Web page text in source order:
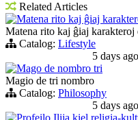
Related Articles
Matena rito kaj ĝiaj
Matena rito kaj ĝiaj karakteroj
Catalog: Lifestyle
5 days ago
Mago de nombro tri
Magio de tri nombro
Catalog: Philosophy
5 days ago
Profeilo Ilija kiel religia-